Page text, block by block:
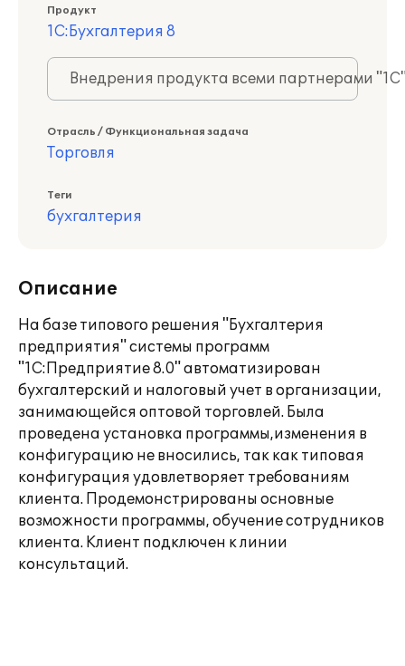
Продукт
1С:Бухгалтерия 8
Внедрения продукта всеми партнерами
Отрасль / Функциональная задача
Торговля
Теги
бухгалтерия
Описание
На базе типового решения "Бухгалтерия
предприятия" системы программ
"1С:Предприятие 8.0" автоматизирован
бухгалтерский и налоговый учет в организации,
занимающейся оптовой торговлей. Была
проведена установка программы,изменения в
конфигурацию не вносились, так как типовая
конфигурация удовлетворяет требованиям
клиента. Продемонстрированы основные
возможности программы, обучение сотрудников
клиента. Клиент подключен к линии
консультаций.